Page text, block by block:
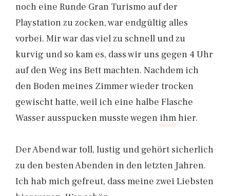
noch eine Runde Gran Turismo auf der
Playstation zu zocken, war endgültig alles
vorbei. Mir war das viel zu schnell und zu
kurvig und so kam es, dass wir uns gegen 4 Uhr
auf den Weg ins Bett machten. Nachdem ich
den Boden meines Zimmer wieder trocken
gewischt hatte, weil ich eine halbe Flasche
Wasser ausspucken musste wegen ihmhier.
Der Abend war toll, lustig und gehört sicherlich
zu den besten Abenden in den letzten Jahren.
Ich hab mich gefreut, dass meine zwei Liebsten